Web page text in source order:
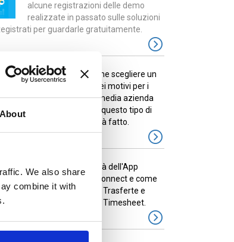
About
We also share
combine it with
alcune registrazioni delle demo
realizzate in passato sulle soluzioni
per guardarle gratuitamente.
Prima di vedere come scegliere un
ERP, occupiamoci dei motivi per i
quali una piccola e media azienda
dovrebbe dotarsi di questo tipo di
caso in cui non l’abbia già fatto.
Scopri le funzionalità dell'App
ZConnect: Cos'è ZConnect e come
funziona, Workflow, Trasferte e
Gestione Flotta Aziendale, Timesheet.